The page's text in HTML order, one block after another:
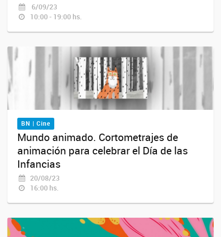
6/09/23
10:00 - 19:00 hs.
BN | Cine
Mundo animado. Cortometrajes de
animación para celebrar el Día de las
Infancias
20/08/23
16:00 hs.